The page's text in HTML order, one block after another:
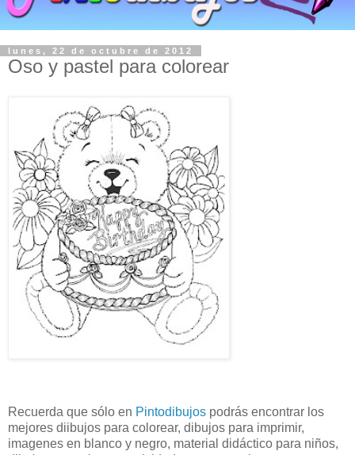
lunes, 22 de octubre de 2012
Oso y pastel para colorear
Recuerda que sólo en Pintodibujos podrás encontrar los
mejores diibujos para colorear, dibujos para imprimir,
imagenes en blanco y negro, material didáctico para niños,